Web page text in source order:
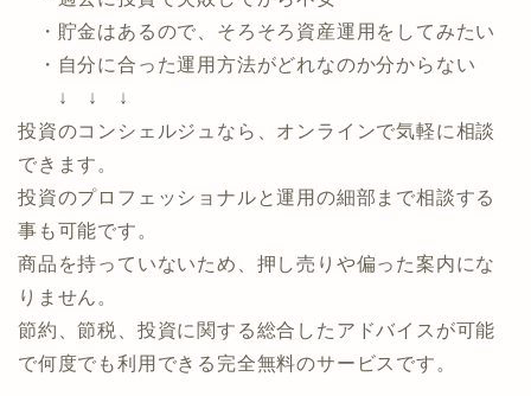
以下のお悩みがある方におすすめのサービスです。
・運用したいけど、種類が多くて何からしたら良い
・自分に合った運用方法がどれなのか分からない
投資のコンシェルジュなら、オンラインで気軽に相談
事も可能です。